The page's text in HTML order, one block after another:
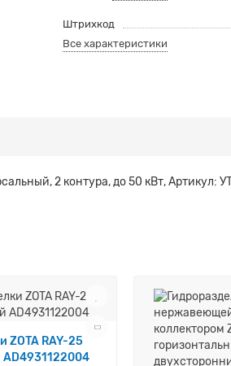
Штрихкод
Все характеристики
2 контура, до 50 кВт, Артикул:
ZOTA RAY-25